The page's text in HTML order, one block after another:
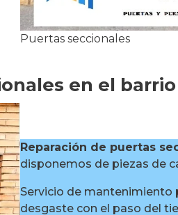
Puertas seccionales
en el
Reparación de puertas
disponemos de piezas de
Servicio de mantenimiento
desgaste con el paso del